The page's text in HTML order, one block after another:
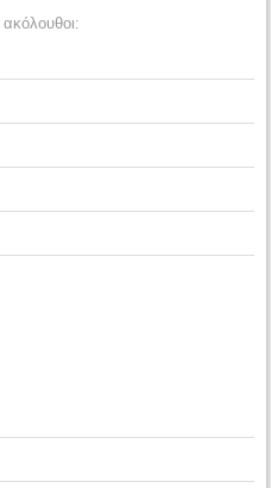
ακόλουθοι: